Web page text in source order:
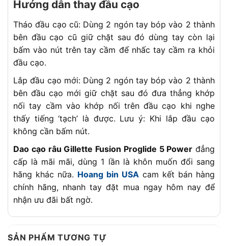
Hướng dẫn thay đầu cạo
Tháo đầu cạo cũ: Dùng 2 ngón tay bóp vào 2 thành
bên đầu cạo cũ giữ chặt sau đó dùng tay còn lại
bấm vào nút trên tay cầm để nhấc tay cầm ra khỏi
đầu cạo.
Lắp đầu cạo mới: Dùng 2 ngón tay bóp vào 2 thành
bên đầu cạo mới giữ chặt sau đó đưa thẳng khớp
nối tay cầm vào khớp nối trên đầu cạo khi nghe
thấy tiếng ‘tạch’ là được. Lưu ý: Khi lắp đầu cạo
không cần bấm nút.
Dao cạo râu Gillette Fusion Proglide 5 Power đẳng
cấp là mãi mãi, dùng 1 lần là khôn muốn đổi sang
hãng khác nữa. Hoang bin USA cam kết bán hàng
chính hãng, nhanh tay đặt mua ngay hôm nay để
nhận ưu đãi bất ngờ.
SẢN PHẨM TƯƠNG TỰ